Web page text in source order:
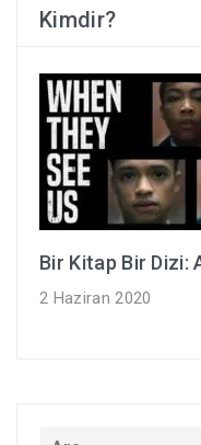
Kimdir?
Bir Kitap Bir Dizi:
2 Haziran 2020
Arama: